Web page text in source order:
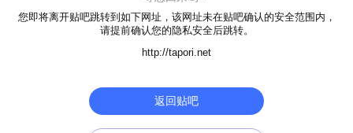
您即将离开贴吧跳转到如下网址，该网址未在贴吧确认的安全范围内，
请提前确认您的隐私安全后跳转。
http://tapori.net
返回贴吧